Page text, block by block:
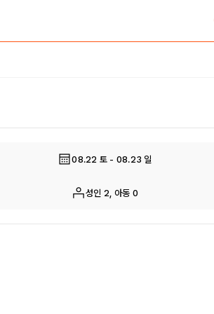
08.22 토 - 08.23 일
성인 2, 아동 0